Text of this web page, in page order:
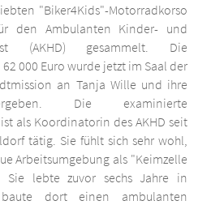
"Biker4Kids"-Motorradkorso
den Ambulanten Kinder- und
(AKHD) gesammelt. Die
000 Euro wurde jetzt im Saal der
an Tanja Wille und ihre
Die examinierte
als Koordinatorin des AKHD seit
tätig. Sie fühlt sich sehr wohl,
Arbeitsumgebung als "Keimzelle
Sie lebte zuvor sechs Jahre in
dort einen ambulanten